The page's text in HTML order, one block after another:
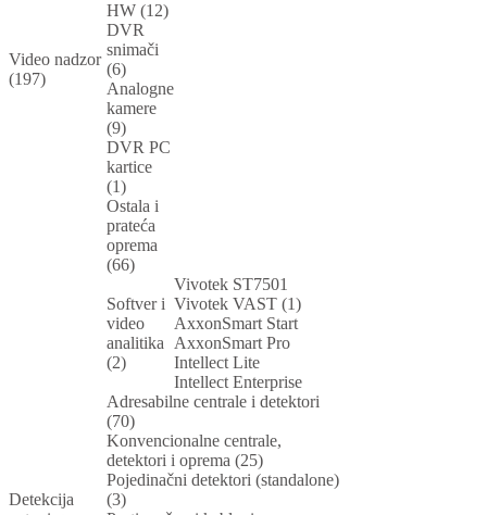
Video nadzor
(197)
HW (12)
DVR
snimači
(6)
Analogne
kamere
(9)
DVR PC
kartice
(1)
Ostala i
prateća
oprema
(66)
Softver i
video
analitika
(2)
Vivotek ST7501
Vivotek VAST (1)
AxxonSmart Start
AxxonSmart Pro
Intellect Lite
Intellect Enterprise
Detekcija
Adresabilne centrale i detektori
(70)
Konvencionalne centrale,
detektori i oprema (25)
Pojedinačni detektori (standalone)
(3)